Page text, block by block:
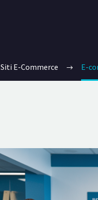
Siti E-Commerce E-